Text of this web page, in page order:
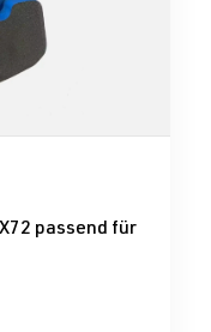
von 5 Sternen
passend für